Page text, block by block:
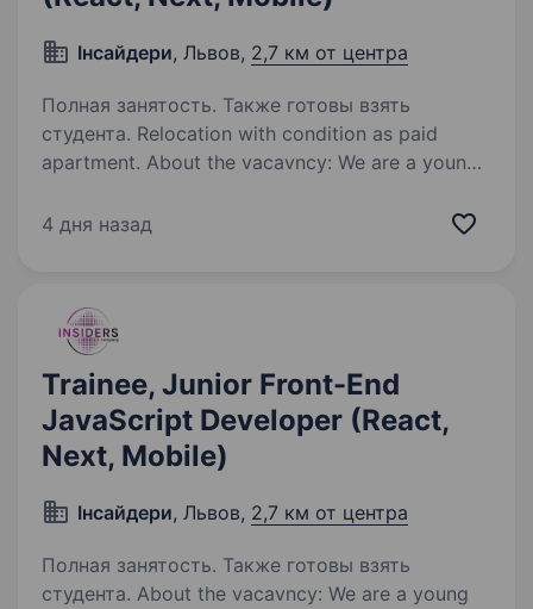
Інсайдери, Львов, 2,7 км от центра
Полная занятость. Также готовы взять
студента. Relocation with condition as paid
apartment. About the vacavncy: We are a young
dedicated and highly skilled developers
4 дня назад
Trainee, Junior Front-End
JavaScript Developer (React,
Next, Mobile)
Інсайдери, Львов, 2,7 км от центра
Полная занятость. Также готовы взять
студента. About the vacavncy: We are a young